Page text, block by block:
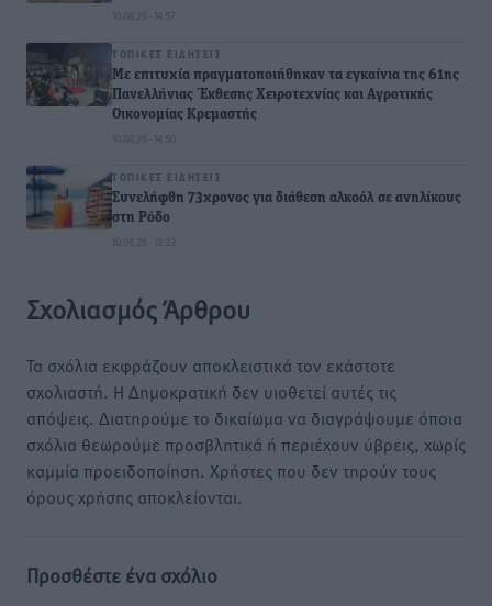
10.08.26 · 14:57
ΤΟΠΙΚΈΣ ΕΙΔΉΣΕΙΣ
Με επιτυχία πραγματοποιήθηκαν τα εγκαίνια της 61ης
Πανελλήνιας Έκθεσης Χειροτεχνίας και Αγροτικής
Οικονομίας Κρεμαστής
10.08.26 · 14:50
ΤΟΠΙΚΈΣ ΕΙΔΉΣΕΙΣ
Συνελήφθη 73χρονος για διάθεση αλκοόλ σε ανηλίκους
στη Ρόδο
10.08.26 · 13:33
Σχολιασμός Άρθρου
Τα σχόλια εκφράζουν αποκλειστικά τον εκάστοτε
σχολιαστή. Η Δημοκρατική δεν υιοθετεί αυτές τις
απόψεις. Διατηρούμε το δικαίωμα να διαγράψουμε όποια
σχόλια θεωρούμε προσβλητικά ή περιέχουν ύβρεις, χωρίς
καμμία προειδοποίηση. Χρήστες που δεν τηρούν τους
όρους χρήσης αποκλείονται.
Προσθέστε ένα σχόλιο